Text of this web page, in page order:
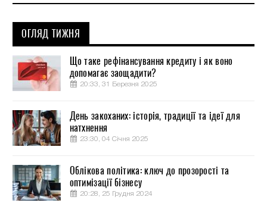
ОГЛЯД ТИЖНЯ
Що таке рефінансування кредиту і як воно
допомагає заощадити?
20:33, 31 Березня 2025
День закоханих: історія, традиції та ідеї для
натхнення
23:30, 04 Січня 2025
Облікова політика: ключ до прозорості та
оптимізації бізнесу
20:28, 25 Грудня 2024